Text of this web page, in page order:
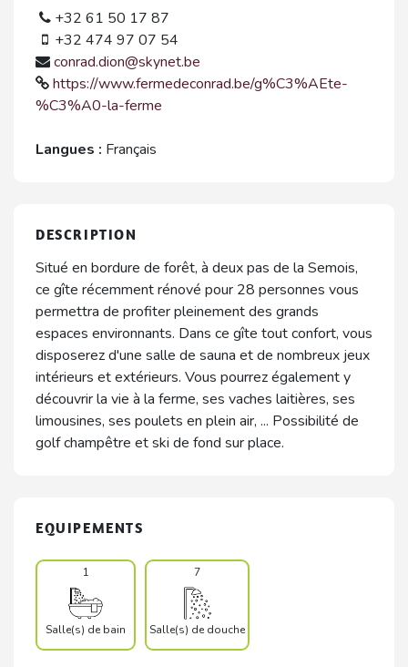
+32 61 50 17 87
+32 474 97 07 54
conrad.dion@skynet.be
https://www.fermedeconrad.be/g%C3%AEte-
%C3%A0-la-ferme
Langues : Français
DESCRIPTION
Situé en bordure de forêt, à deux pas de la Semois,
ce gîte récemment rénové pour 28 personnes vous
permettra de profiter pleinement des grands
espaces environnants. Dans ce gîte tout confort, vous
disposerez d'une salle de sauna et de nombreux jeux
intérieurs et extérieurs. Vous pourrez également y
découvrir la vie à la ferme, ses vaches laitières, ses
limousines, ses poulets en plein air, ... Possibilité de
golf champêtre et ski de fond sur place.
EQUIPEMENTS
1
Salle(s) de bain
7
Salle(s) de douche